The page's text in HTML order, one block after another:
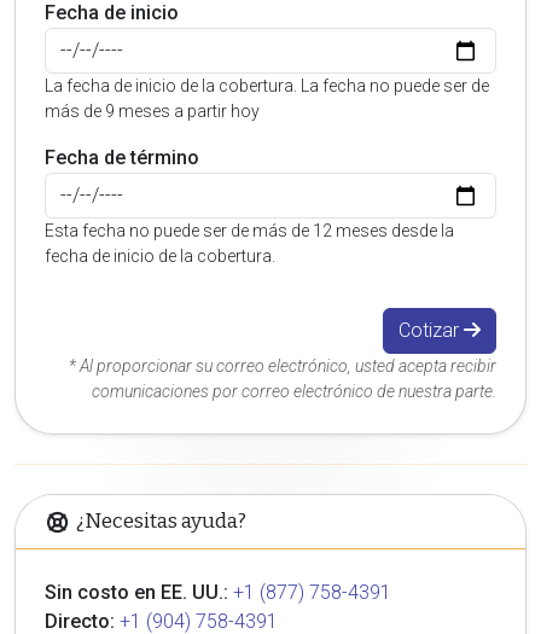
Fecha de inicio
La fecha de inicio de la cobertura. La fecha no puede ser de
más de 9 meses a partir hoy
Fecha de término
Esta fecha no puede ser de más de 12 meses desde la
fecha de inicio de la cobertura.
Cotizar
* Al proporcionar su correo electrónico, usted acepta recibir
comunicaciones por correo electrónico de nuestra parte.
¿Necesitas ayuda?
Sin costo en EE. UU.: +1 (877) 758-4391
Directo: +1 (904) 758-4391